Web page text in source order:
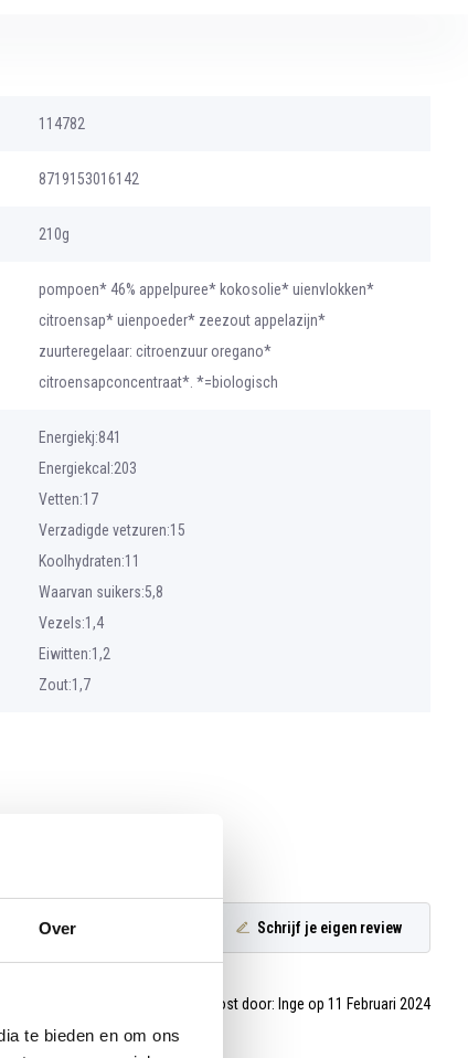
Over
te bieden en om ons
114782
8719153016142
210g
pompoen* 46% appelpuree* kokosolie* uienvlokken*
citroensap* uienpoeder* zeezout appelazijn*
zuurteregelaar: citroenzuur oregano*
citroensapconcentraat*. *=biologisch
Energiekj:841
Energiekcal:203
Vetten:17
Verzadigde vetzuren:15
Koolhydraten:11
Waarvan suikers:5,8
Vezels:1,4
Eiwitten:1,2
Zout:1,7
Schrijf je eigen review
Gepost door: Inge op 11 Februari 2024